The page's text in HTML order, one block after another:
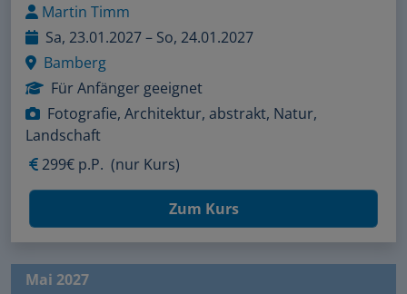
Martin Timm
Sa, 23.01.2027 – So, 24.01.2027
Bamberg
Für Anfänger geeignet
Fotografie, Architektur, abstrakt, Natur,
Landschaft
299€ p.P. (nur Kurs)
Zum Kurs
Mai 2027